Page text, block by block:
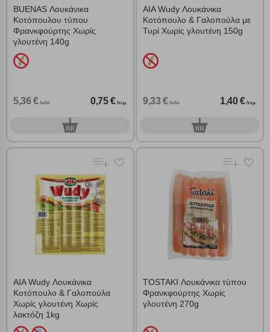
BUENAS Λουκάνικα
Κοτόπουλου τύπου
Φρανκφούρτης Χωρίς
γλουτένη 140g
5,36 € /κιλό 0,75 € /τεμ.
0τεμ.
AIA Wudy Λουκάνικα
Κοτόπουλο & Γαλοπούλα με
Τυρί Χωρίς γλουτένη 150g
9,33 € /κιλό 1,40 € /τεμ.
0τεμ.
AIA Wudy Λουκάνικα
Κοτόπουλο & Γαλοπούλα
Χωρίς γλουτένη Χωρίς
λακτόζη 1kg
TOSTAKI Λουκάνικα τύπου
Φρανκφούρτης Χωρίς
γλουτένη 270g
Πολλαπλή αναζήτηση
Χρησιμοποιήστε τη για πιο γρήγορη αναζήτηση
προϊόντων.
Γράψτε τα προϊόντα που επιθυμείτε, με κόμμα ανάμεσά
τους, και κάντε κλικ στο κουμπί "Αναζήτηση". Θα
εμφανιστούν αποτελέσματα από όλες τις Κατηγορίες και
για κάθε προϊόν.
Ρυθμίσεις Cookies
Ενημέρωση
Κατά την απλή περιήγηση ή/και χρήση του ιστότοπου συλλέγουμε
αυτόματα δεδομένα σύνδεσης και πληροφορίες σχετικές με την
περιήγησή σας, οι οποίες είναι μη εξατομικευμένες και σπάνια
περιέχουν προσωποποιημένα χαρακτηριστικά που υποδεικνύουν την